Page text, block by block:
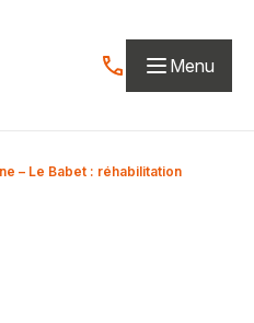
Contactez-nous
Menu
– Le Babet : réhabilitation